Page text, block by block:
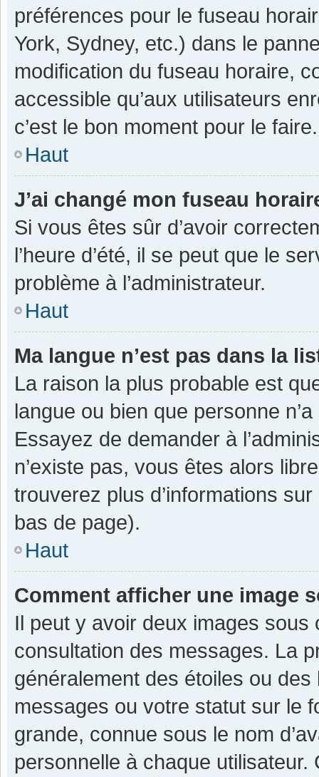
préférences pour le fuseau
York, Sydney, etc.) dans le
modification du fuseau horaire,
accessible qu’aux utilisateurs
c’est le bon moment pour le faire.
Haut
J’ai changé mon fuseau
Si vous êtes sûr d’avoir
l’heure d’été, il se peut que le
problème à l’administrateur.
Haut
Ma langue n’est pas dans la
La raison la plus probable est
langue ou bien que personne
Essayez de demander à
n’existe pas, vous êtes alors
trouverez plus d’informations
bas de page).
Haut
Comment afficher une image
Il peut y avoir deux images sous
consultation des messages. La
généralement des étoiles ou
messages ou votre statut sur le
grande, connue sous le nom
personnelle à chaque utilisateur.